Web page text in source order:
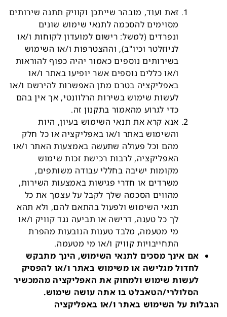
זאת ועוד, מובהר שייתכן וקוויק תתנה שירותים
מסוימים להסכמה לתנאי שימוש שונים
ונפרדים (למשל: רישום למועדון לקוחות ו/או
לניוזלטר וכיו"ב), וההצטרפות ו/או השימוש
בשירותים נוספים כאמור יהיה כפוף להוראות
ו/או כללים נוספים אשר יופיעו באתר ו/או
באפליקציה בטרם מתן האפשרות להירשם ו/או
לעשות שימוש בשירות הרלוונטי, אך אין בהם
כדי לגרוע מהאמור בתקנון זה.
אנא קרא את תנאי השימוש בעיון, היות
והשימוש באתר ו/או באפליקציה או כל חלק
מהם וכל פעולה שתעשה באמצעות האתר ו/או
האפליקציה, לרבות רכישת זכות שימוש
מקומות ישיבה בחללי עבודה משותפים,
משרדים או חדרי פגישות באמצעות השירות,
מהווים הסכמה שלך לקבל על עצמך את כל
תנאי השימוש ולפעול בהתאם להם, ולא תהא
לך כל טענה, דרישה או תביעה נגד קוויק ו/או
מי מטעמה, מלבד טענות הנובעות מהפרת
התחייבויות קוויק ו/או מי מטעמה.
אם אינך מסכים לתנאי השימוש, הינך מתבקש
לחדול מגלישה או משימוש באתר ו/או להפסיק
לעשות שימוש ולמחוק את האפליקציה מהמכשיר
הסלולרי/הטאבלט בו אתה עושה שימוש.
הגבלות על השימוש באתר ו/או באפליקציה